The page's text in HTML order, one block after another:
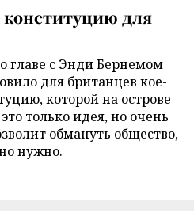
для
главе с Энди Бернемом
для британцев кое-
которой на острове
только идея, но очень
обмануть общество,
нужно.